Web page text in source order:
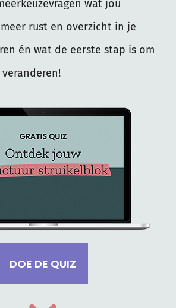
wat jou
rust en overzicht in je
én wat de eerste stap is om
DOE DE QUIZ